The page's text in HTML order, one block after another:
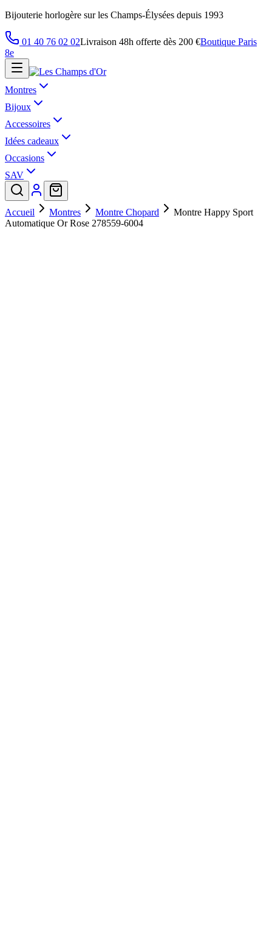
Bijouterie horlogère sur les Champs-Élysées depuis 1993
01 40 76 02 02Livraison 48h offerte dès 200 €Boutique Paris
8e
Montres
Bijoux
Accessoires
Idées cadeaux
Occasions
SAV
Accueil Montres Montre Chopard
Montre Happy Sport
Automatique Or Rose 278559-6004